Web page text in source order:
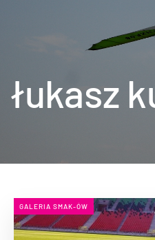
łukasz
GALERIA SMAK-ÓW